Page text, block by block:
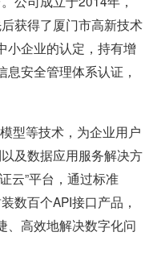
获得了厦门市高新技术
小企业的认定，持有增
安全管理体系认证，
型等技术，为企业用户
及数据应用服务解决方
云”平台，通过标准
数百个API接口产品，
、高效地解决数字化问